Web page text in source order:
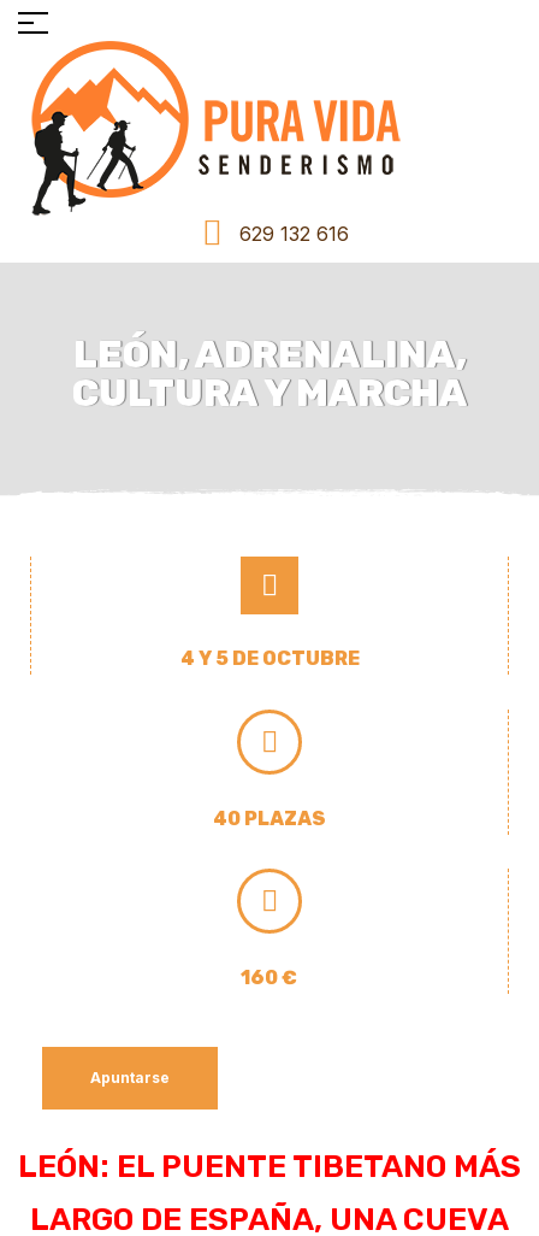
629 132 616
LEÓN, ADRENALINA,
CULTURA Y MARCHA
4 Y 5 DE OCTUBRE
40 PLAZAS
160 €
Apuntarse
LEÓN: EL PUENTE TIBETANO MÁS
LARGO DE ESPAÑA, UNA CUEVA